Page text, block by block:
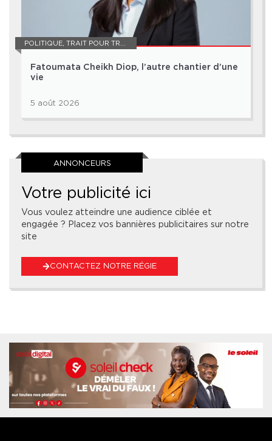
POLITIQUE TRAIT POUR TRAIT
Fatoumata Cheikh Diop, l’autre chantier d’une
vie
5 août 2026
ANNONCEURS
Votre publicité ici
Vous voulez atteindre une audience ciblée et
engagée ? Placez vos bannières publicitaires sur notre
site
CONTACTEZ NOTRE RÉGIE